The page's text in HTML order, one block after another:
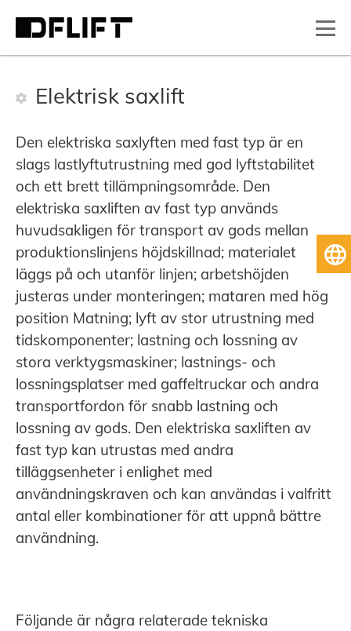
Elektrisk saxlift
Den elektriska saxlyften med fast typ är en
slags lastlyftutrustning med god lyftstabilitet
och ett brett tillämpningsområde. Den
elektriska saxliften av fast typ används
huvudsakligen för transport av gods mellan
produktionslinjens höjdskillnad; materialet
läggs på och utanför linjen; arbetshöjden
justeras under monteringen; mataren med hög
position Matning; lyft av stor utrustning med
tidskomponenter; lastning och lossning av
stora verktygsmaskiner; lastnings- och
lossningsplatser med gaffeltruckar och andra
transportfordon för snabb lastning och
lossning av gods. Den elektriska saxliften av
fast typ kan utrustas med andra
tilläggsenheter i enlighet med
användningskraven och kan användas i valfritt
antal eller kombinationer för att uppnå bättre
användning.
Följande är några relaterade tekniska